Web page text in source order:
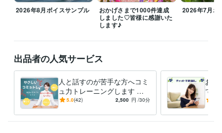
今月も皆様が笑顔になるお手伝いをさせていただきたいと思っておりま
すのでどうぞよろしくお願いいたします(*ᴗ͈ˬᴗ͈)ꕤ*.ﾟ
雑談からお悩みまでぜひお電話お待ちしております！みなさまの心が和
み笑顔になりますように(⁎ᵕᴗᵕ⁎)
8月もよろしくお願いいたします( ⁎ᵕᴗᵕ⁎ )❤︎
経験職種
営業 / 営業事務・アシスタント 経験年数 : 10年
事務・ビジネスサポート / 事務（一般事務） 経験年数 : 10年
ライフスタイル・その他 / 保育士・ベビーシッター 経験年数 : 2年
2026年8月ボイスサンプル
おかげさまで1000件達成
しました♡皆様に感謝いた
します♪
2026年7月ボ
出品者の人気サービス
人と話すのが苦手な方へコミ
ュ力トレーニングします 会
話が苦手でも大丈夫！「自分
ッスン
5.0(42) 2,500 円 /30分
お電
でお
話